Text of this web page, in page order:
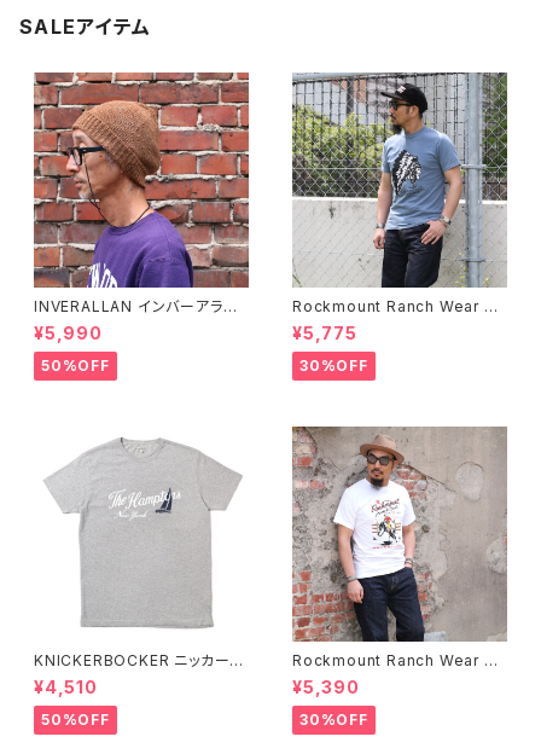
SALEアイテム
INVERALLAN インバーアラン 1
00%ピュアウール ニットキャッ
プ 全8色
¥5,990
50%OFF
Rockmount Ranch Wear ロ
ックマウント ランチウェア Chie
f Western T-Shirt 半袖Tシャ
ツ 全2色
¥5,775
30%OFF
KNICKERBOCKER ニッカーボ
ッカー HEATHER GREY ハン
プトン Tシャツ
¥4,510
50%OFF
Rockmount Ranch Wear ロ
ックマウント ランチウェア Rock
mount Bronc Western T-Sh
irt 半袖Tシャツ 全3色
¥5,390
30%OFF